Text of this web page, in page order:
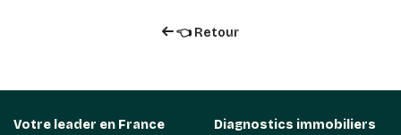
👈 Retour
Votre leader en France
Diagnostics immobiliers